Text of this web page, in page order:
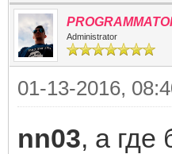
Administrator
01-13-2016,
nn03, а где